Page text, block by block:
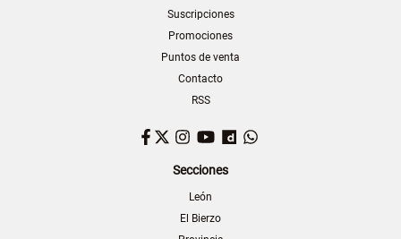
Suscripciones
Promociones
Puntos de venta
Contacto
RSS
Facebook
TwitterInstagram
YouTubeDailymotion
Secciones
León
El Bierzo